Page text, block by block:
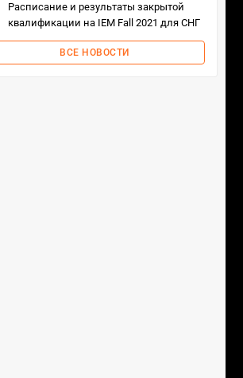
Расписание и результаты закрытой
квалификации на IEM Fall 2021 для СНГ
ВСЕ НОВОСТИ